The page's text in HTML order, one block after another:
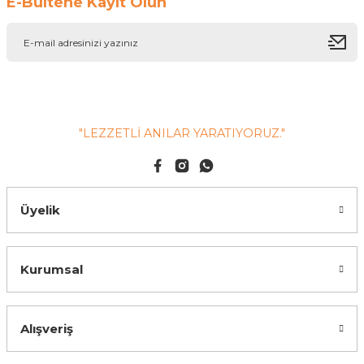
"LEZZETLİ ANILAR YARATIYORUZ."
Üyelik
Kurumsal
Alışveriş